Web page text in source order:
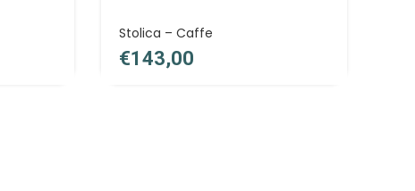
Stolica – Caffe
€